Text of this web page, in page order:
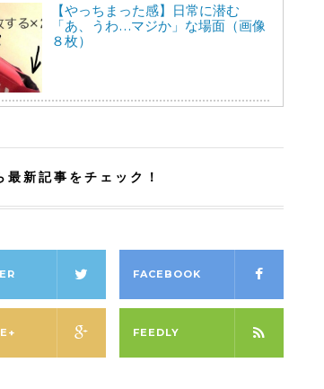
【やっちまった感】日常に潜む
「あ、うわ…マジか」な場面（画像
８枚）
新記事をチェック！
FACEBOOK
FEEDLY